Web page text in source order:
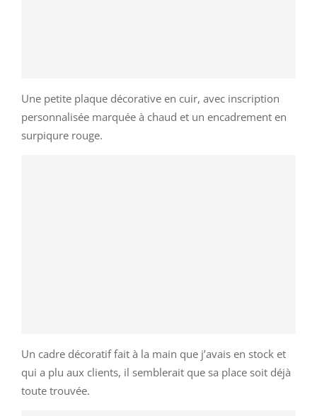
Une petite plaque décorative en cuir, avec inscription
personnalisée marquée à chaud et un encadrement en
surpiqure rouge.
Un cadre décoratif fait à la main que j’avais en stock et
qui a plu aux clients, il semblerait que sa place soit déjà
toute trouvée.